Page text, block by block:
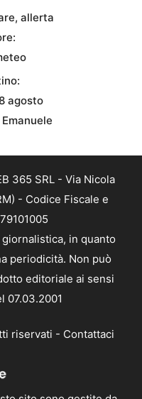
allerta
agosto
365 SRL - Via Nicola
- Codice Fiscale e
in quanto
periodicità. Non può
editoriale ai sensi
07.03.2001
riservati - Contattaci